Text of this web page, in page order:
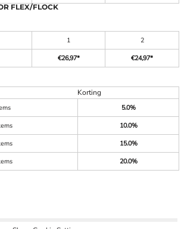
FLEX/FLOCK
1
2
€26,97* €24,97*
Korting
5.0%
10.0%
15.0%
20.0%